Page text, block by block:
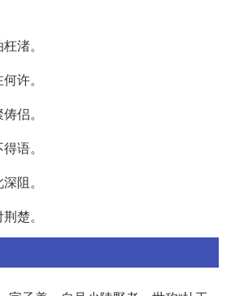
渚。
许。
侣。
语。
阻。
楚。